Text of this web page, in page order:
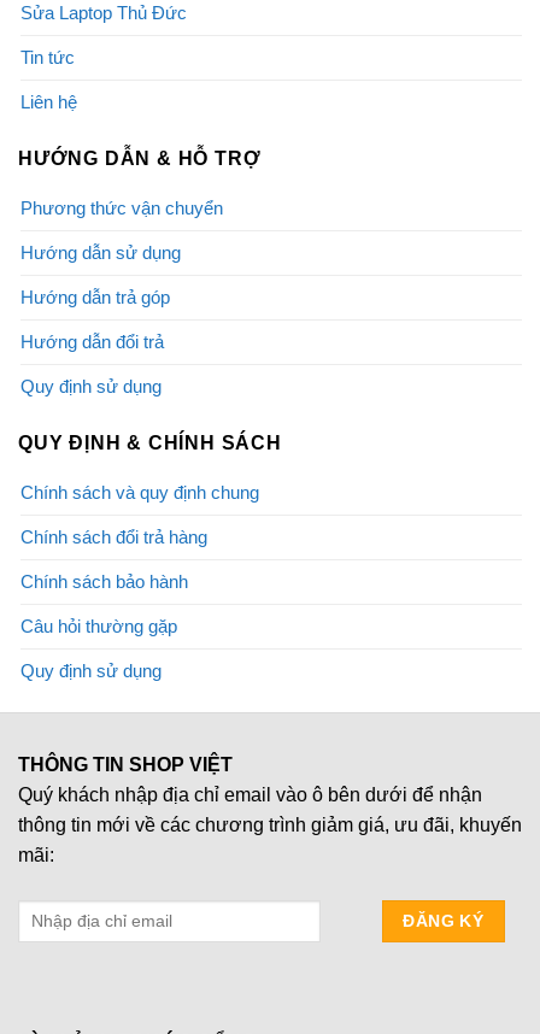
Sửa Laptop Thủ Đức
Tin tức
Liên hệ
HƯỚNG DẪN & HỖ TRỢ
Phương thức vận chuyển
Hướng dẫn sử dụng
Hướng dẫn trả góp
Hướng dẫn đổi trả
Quy định sử dụng
QUY ĐỊNH & CHÍNH SÁCH
Chính sách và quy định chung
Chính sách đổi trả hàng
Chính sách bảo hành
Câu hỏi thường gặp
Quy định sử dụng
THÔNG TIN SHOP VIỆT
Quý khách nhập địa chỉ email vào ô bên dưới để nhận
thông tin mới về các chương trình giảm giá, ưu đãi, khuyến
mãi: